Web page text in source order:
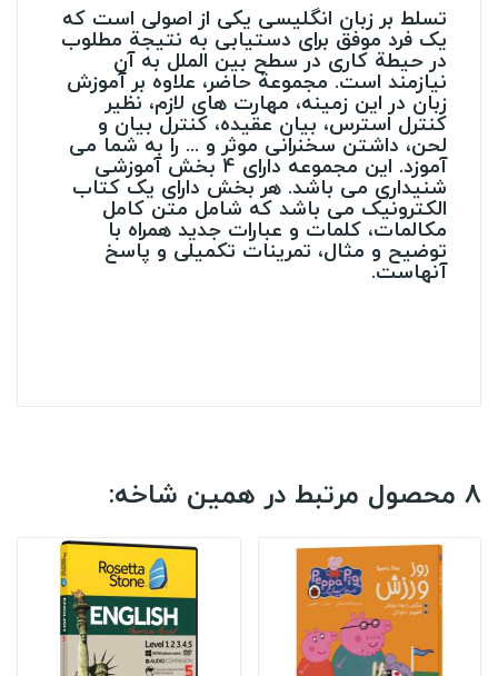
تسلط بر زبان انگلیسی یکی از اصولی است که
یک فرد موفق برای دستیابی به نتیجة مطلوب
در حیطة کاری در سطح بین الملل به آن
نیازمند است. مجموعة حاضر، علاوه بر آموزش
زبان در این زمینه، مهارت های لازم، نظیر
کنترل استرس، بیان عقیده، کنترل بیان و
لحن، داشتن سخنرانی موثر و ... را به شما می
آموزد. این مجموعه دارای 4 بخش آموزشی
شنیداری می باشد. هر بخش دارای یک کتاب
الکترونیک می باشد که شامل متن کامل
مکالمات، کلمات و عبارات جدید همراه با
توضیح و مثال، تمرینات تکمیلی و پاسخ
آنهاست.
8 محصول مرتبط در همین شاخه: